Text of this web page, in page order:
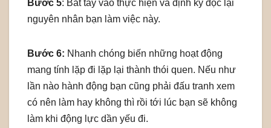
Bước 5: Bắt tay vào thực hiện và định kỳ đọc lại
nguyên nhân bạn làm việc này.
Bước 6: Nhanh chóng biến những hoạt động
mang tính lặp đi lặp lại thành thói quen. Nếu như
lần nào hành động bạn cũng phải đấu tranh xem
có nên làm hay không thì rồi tới lúc bạn sẽ không
làm khi động lực dần yếu đi.